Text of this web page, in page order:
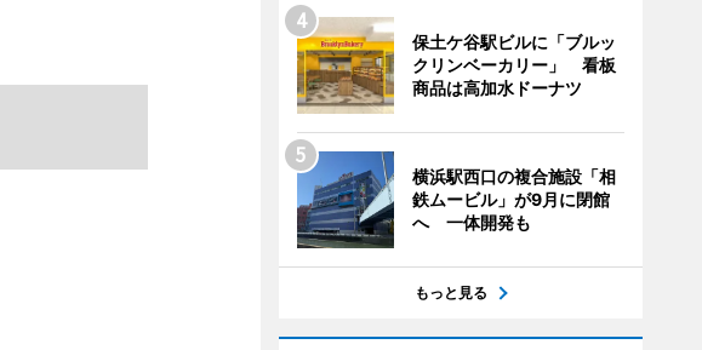
保土ケ谷駅ビルに「ブルッ
クリンベーカリー」 看板
商品は高加水ドーナツ
横浜駅西口の複合施設「相
鉄ムービル」が9月に閉館
へ 一体開発も
もっと見る